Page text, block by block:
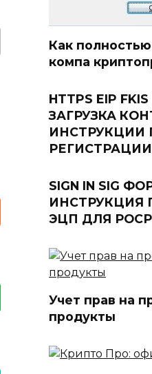
Как
компа
HTTPS EIP
ЗАГРУЗКА
ИНСТРУКЦИИ
РЕГИСТРАЦИИ
SIGN IN SIG
ИНСТРУКЦИЯ
ЭЦП ДЛЯ
Учет прав на
продукты